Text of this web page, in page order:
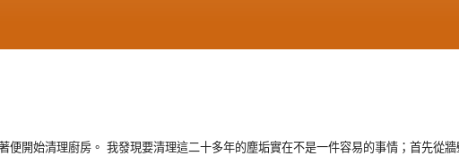
便開始清理廚房。 我發現要清理這二十多年的塵垢實在不是一件容易的事情；首先從